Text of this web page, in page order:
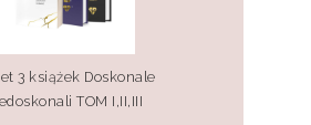
3 książek Doskonale
TOM I,II,III